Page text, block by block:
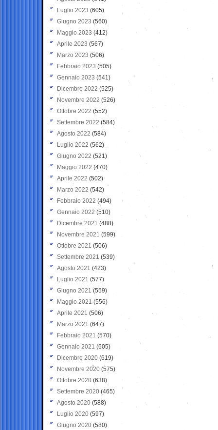
Luglio 2023 (605)
Giugno 2023 (560)
Maggio 2023 (412)
Aprile 2023 (567)
Marzo 2023 (506)
Febbraio 2023 (505)
Gennaio 2023 (541)
Dicembre 2022 (525)
Novembre 2022 (526)
Ottobre 2022 (552)
Settembre 2022 (584)
Agosto 2022 (584)
Luglio 2022 (562)
Giugno 2022 (521)
Maggio 2022 (470)
Aprile 2022 (502)
Marzo 2022 (542)
Febbraio 2022 (494)
Gennaio 2022 (510)
Dicembre 2021 (488)
Novembre 2021 (599)
Ottobre 2021 (506)
Settembre 2021 (539)
Agosto 2021 (423)
Luglio 2021 (577)
Giugno 2021(559)
Maggio 2021 (556)
Aprile 2021 (506)
Marzo 2021 (647)
Febbraio 2021 (570)
Gennaio 2021 (605)
Dicembre 2020 (619)
Novembre 2020 (575)
Ottobre 2020 (638)
Settembre 2020(465)
Agosto 2020 (588)
Luglio 2020 (597)
Giugno 2020 (580)